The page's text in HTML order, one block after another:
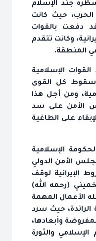
جند الإسلام
حيث كانت
دفعت بالقوات
وكانت تتقدم
المنطقة.
الإسلامية
سقوط كل القوى
ومن أجل هذا
الأمن على سد
على الطاغية
وافقت الحكومة الإسلامية
عن مجلس الأمن الدولي
الإيرانية لوقف
(رحمه الله)
الأعمال المهمة
الرائدة، حيث سرد
وأبعادها،
والثورة